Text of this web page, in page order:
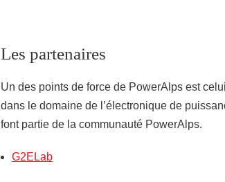
Les partenaires
Un des points de force de PowerAlps est
dans le domaine de l’électronique de
font partie de la communauté PowerAlps.
G2ELab